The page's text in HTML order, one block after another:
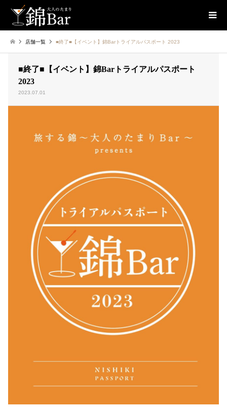
店舗一覧 ■終了■【イベント】錦Barトライアルパスポート 2023
■終了■【イベント】錦Barトライアルパスポート
2023
2023.07.01